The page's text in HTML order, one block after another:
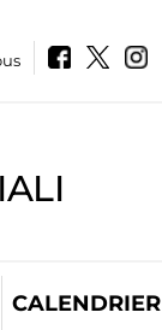
CALENDRIER